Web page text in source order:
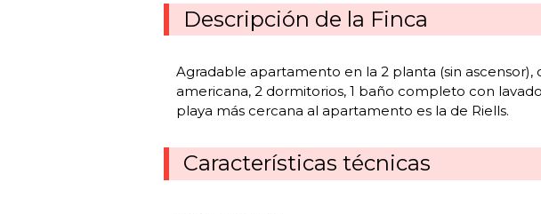
Descripción de la Finca
Agradable apartamento en la 2 planta (sin
americana, 2 dormitorios, 1 baño completo con
playa más cercana al apartamento es la de Riells.
Características técnicas